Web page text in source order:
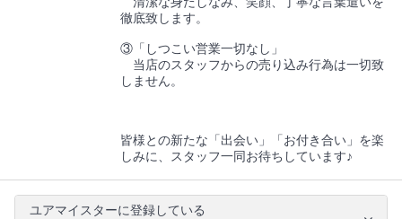
徹底致します。
③「しつこい営業一切なし」
当店のスタッフからの売り込み行為は一切致
しません。
皆様との新たな「出会い」「お付き合い」を楽
しみに、スタッフ一同お待ちしています♪
ユアマイスターに登録している